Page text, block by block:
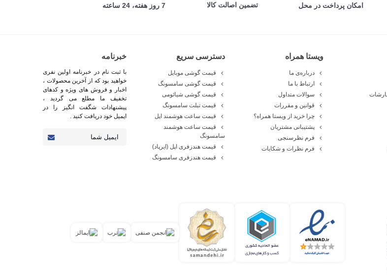
امکان پرداخت در محل تضمین اصالت کالا 7 روز هفته، 24 ساعته
ویستا همراه
درباره‌ی ما
ارتباط با ما
سوالات متداول
قوانین و مقررات
چرا خرید از ویستا همراه؟
پشتیبانی مشتریان
فرم نظرسنجی
فرم نظرات و شکایات
دسترسی سریع
قیمت گوشی موبایل
قیمت گوشی سامسونگ
قیمت گوشی شیائومی
قیمت تبلت سامسونگ
قیمت ساعت هوشمند اپل
قیمت ساعت هوشمند
سامسونگ
قیمت هندزفری اپل (ایرپاد)
قیمت هندزفری سامسونگ
خبرنامه
با ثبت نام در خبرنامه اولین نفری
خواهید بود که از آخرین محصولات ،
اخبار و فروش های ویژه و کدهای
تخفیف ما مطلع می گردید ،
پیشنهادات شگفت انگیز را در
ایمیل خود دریافت کنید .